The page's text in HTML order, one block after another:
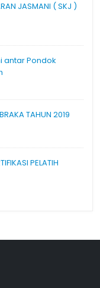
JASMANI ( SKJ )
antar Pondok
TAHUN 2019
PELATIH